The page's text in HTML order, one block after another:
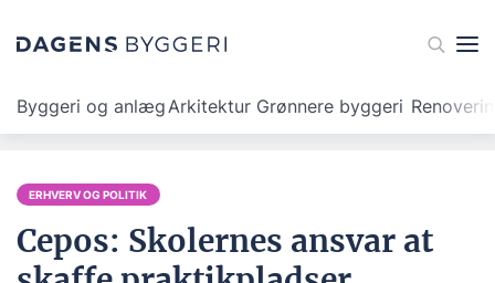
Byggeri og anlægArkitektur Grønnere byggeri
ERHVERV OG POLITIK
Cepos: Skolernes ansvar at